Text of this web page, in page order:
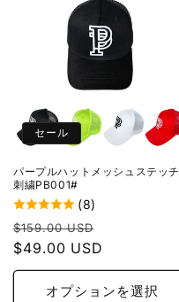
セール
パープルハットメッシュステッチ
刺繍PB001#
(8)
通
常
価
$159.00 USD
ル
価
$49.00 USD
オプションを選択